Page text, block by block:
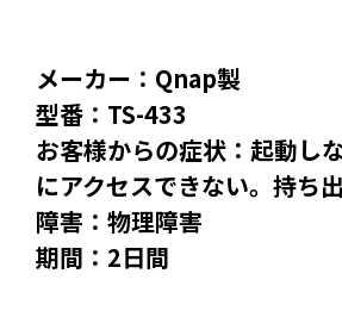
メーカー：Qnap製
型番：TS-433
お客様からの症状：起動し
にアクセスできない。持ち
障害：物理障害
期間：2日間